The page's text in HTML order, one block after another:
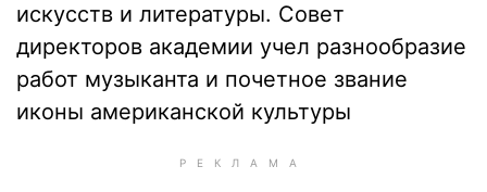
искусств и литературы. Совет
директоров академии учел разнообразие
работ музыканта и почетное звание
иконы американской культуры